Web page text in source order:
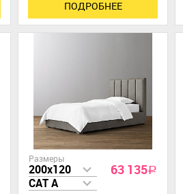
ПОДРОБНЕЕ
Размеры
200x120
CAT A
63 135a